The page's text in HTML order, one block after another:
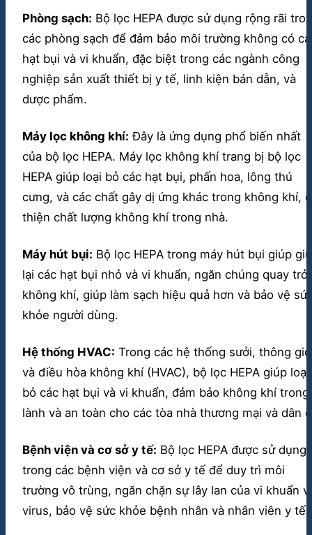
Phòng sạch: Bộ lọc HEPA được sử dụng rộng rãi
các phòng sạch để đảm bảo môi trường không có
hạt bụi và vi khuẩn, đặc biệt trong các ngành công
nghiệp sản xuất thiết bị y tế, linh kiện bán dẫn, và
dược phẩm.
Máy lọc không khí: Đây là ứng dụng phổ biến nhất
của bộ lọc HEPA. Máy lọc không khí trang bị bộ lọc
HEPA giúp loại bỏ các hạt bụi, phấn hoa, lông thú
cưng, và các chất gây dị ứng khác trong không khí,
thiện chất lượng không khí trong nhà.
Máy hút bụi: Bộ lọc HEPA trong máy hút bụi giúp giữ
lại các hạt bụi nhỏ và vi khuẩn, ngăn chúng quay trở
không khí, giúp làm sạch hiệu quả hơn và bảo vệ
khỏe người dùng.
Hệ thống HVAC: Trong các hệ thống sưởi, thông gió
và điều hòa không khí (HVAC), bộ lọc HEPA giúp loại
bỏ các hạt bụi và vi khuẩn, đảm bảo không khí trong
lành và an toàn cho các tòa nhà thương mại và dân
Bệnh viện và cơ sở y tế: Bộ lọc HEPA được sử dụng
trong các bệnh viện và cơ sở y tế để duy trì môi
trường vô trùng, ngăn chặn sự lây lan của vi khuẩn
virus, bảo vệ sức khỏe bệnh nhân và nhân viên y tế.